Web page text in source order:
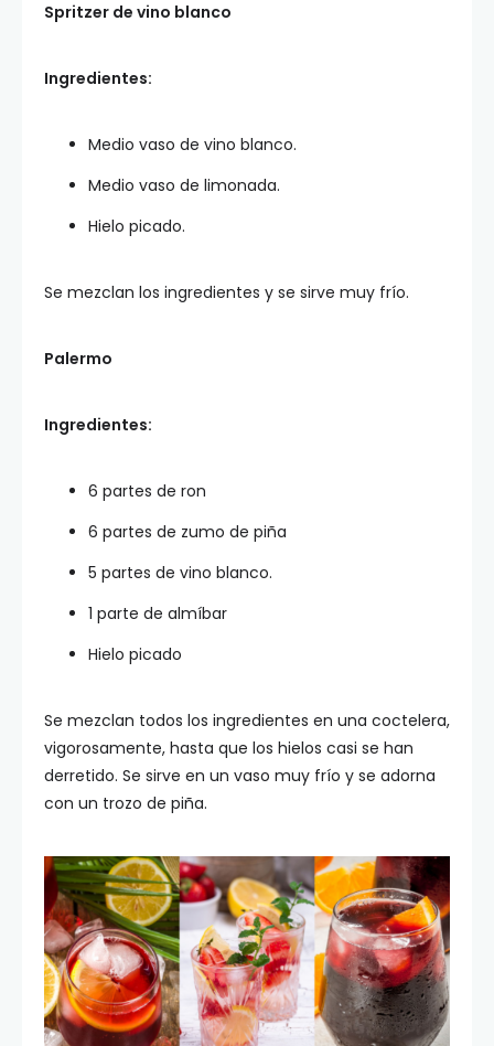
Spritzer de vino blanco
Ingredientes:
Medio vaso de vino blanco.
Medio vaso de limonada.
Hielo picado.
Se mezclan los ingredientes y se sirve muy frío.
Palermo
Ingredientes:
6 partes de ron
6 partes de zumo de piña
5 partes de vino blanco.
1 parte de almíbar
Hielo picado
Se mezclan todos los ingredientes en una coctelera,
vigorosamente, hasta que los hielos casi se han
derretido. Se sirve en un vaso muy frío y se adorna
con un trozo de piña.